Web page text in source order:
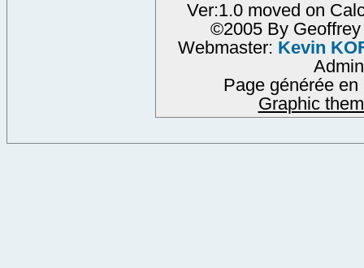
Ver:1.0 moved on
©2005 By
Webmaster: Kevin
Page générée
Graphic